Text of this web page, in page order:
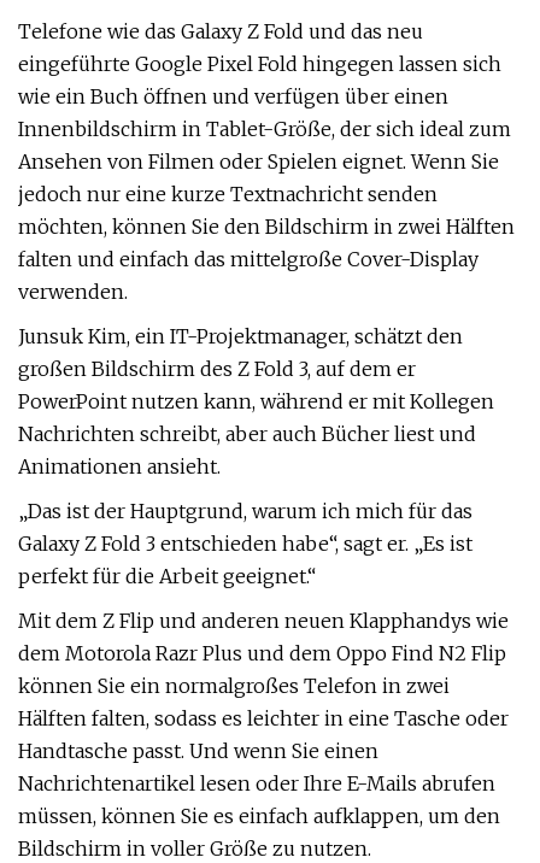
Telefone wie das Galaxy Z Fold und das neu
eingeführte Google Pixel Fold hingegen lassen sich
wie ein Buch öffnen und verfügen über einen
Innenbildschirm in Tablet-Größe, der sich ideal zum
Ansehen von Filmen oder Spielen eignet. Wenn Sie
jedoch nur eine kurze Textnachricht senden
möchten, können Sie den Bildschirm in zwei Hälften
falten und einfach das mittelgroße Cover-Display
verwenden.
Junsuk Kim, ein IT-Projektmanager, schätzt den
großen Bildschirm des Z Fold 3, auf dem er
PowerPoint nutzen kann, während er mit Kollegen
Nachrichten schreibt, aber auch Bücher liest und
Animationen ansieht.
„Das ist der Hauptgrund, warum ich mich für das
Galaxy Z Fold 3 entschieden habe“, sagt er. „Es ist
perfekt für die Arbeit geeignet.“
Mit dem Z Flip und anderen neuen Klapphandys wie
dem Motorola Razr Plus und dem Oppo Find N2 Flip
können Sie ein normalgroßes Telefon in zwei
Hälften falten, sodass es leichter in eine Tasche oder
Handtasche passt. Und wenn Sie einen
Nachrichtenartikel lesen oder Ihre E-Mails abrufen
müssen, können Sie es einfach aufklappen, um den
Bildschirm in voller Größe zu nutzen.